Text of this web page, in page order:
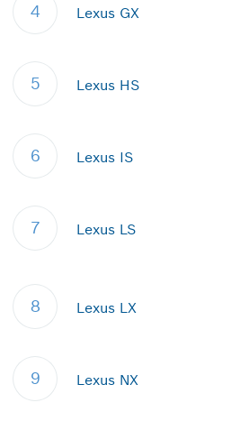
4 Lexus GX
5 Lexus HS
6 Lexus IS
7 Lexus LS
8 Lexus LX
9 Lexus NX